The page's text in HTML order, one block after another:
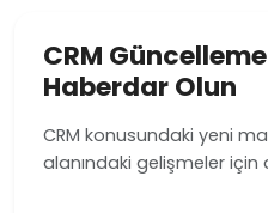
CRM
Haberdar Olun
CRM konusundaki yeni
alanındaki gelişmeler için